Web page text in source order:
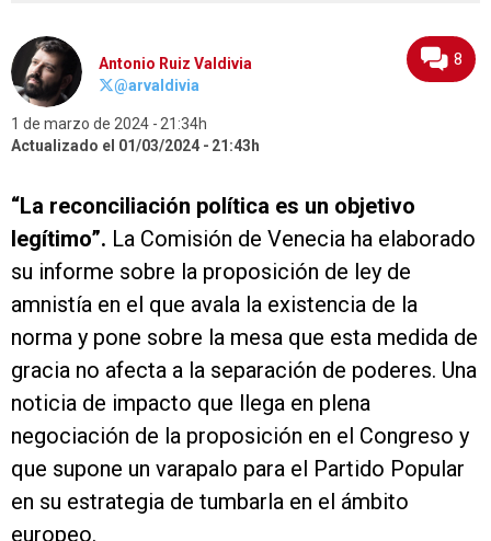
Antonio Ruiz Valdivia
@arvaldivia
1 de marzo de 2024
21:34h
Actualizado el 01/03/2024
21:43h
8
“La reconciliación política es un objetivo
legítimo”. La Comisión de Venecia ha elaborado
su informe sobre la proposición de ley de
amnistía en el que avala la existencia de la
norma y pone sobre la mesa que esta medida de
gracia no afecta a la separación de poderes. Una
noticia de impacto que llega en plena
negociación de la proposición en el Congreso y
que supone un varapalo para el Partido Popular
en su estrategia de tumbarla en el ámbito
europeo.